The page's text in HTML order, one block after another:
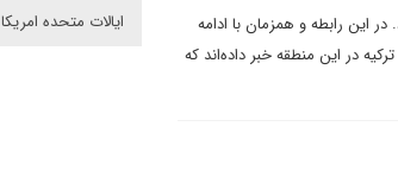
این رابطه و همزمان با ادامه
در این منطقه خبر داده‌اند که
ایالات متحده امریکا